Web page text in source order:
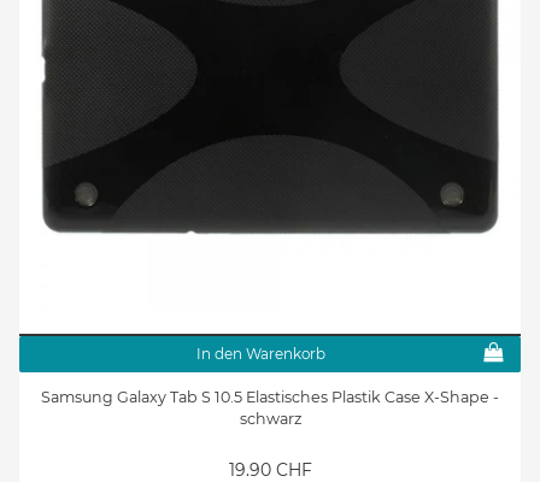
In den Warenkorb
Samsung Galaxy Tab S 10.5 Elastisches Plastik Case X-Shape -
schwarz
19.90 CHF